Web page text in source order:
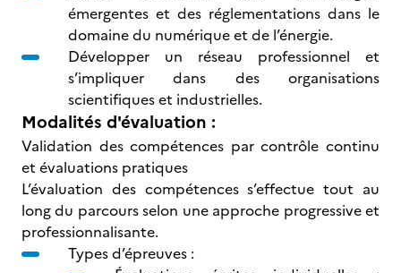
émergentes et des réglementations dans le
domaine du numérique et de l’énergie.
Développer un réseau professionnel et
s’impliquer dans des organisations
scientifiques et industrielles.
Modalités d'évaluation :
Validation des compétences par contrôle continu
et évaluations pratiques
L’évaluation des compétences s’effectue tout au
long du parcours selon une approche progressive et
professionnalisante.
Types d’épreuves :